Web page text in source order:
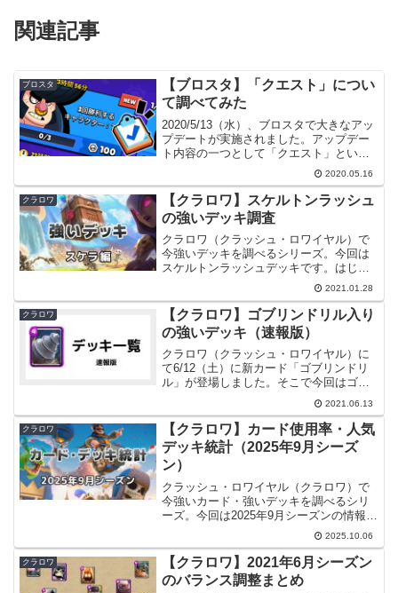
関連記事
ブロスタ
【ブロスタ】「クエスト」につい
て調べてみた
2020/5/13（水）、ブロスタで大きなアッ
プデートが実施されました。アップデー
ト内容の一つとして「クエスト」という
新要素が追加されました。今回はこのク
エストについて調べた内容を書いてみよ
うと思います。はじめに本記事では下記
の公式ブログの...
2020.05.16
クラロワ
【クラロワ】スケルトンラッシュ
の強いデッキ調査
クラロワ（クラッシュ・ロワイヤル）で
今強いデッキを調べるシリーズ。今回は
スケルトンラッシュデッキです。はじめ
に調査方法は、グローバルランキング
Top1000のプレイヤーが使うデッキを調
べました。使用したデータは2021/01/28
時点のもの...
2021.01.28
クラロワ
【クラロワ】ゴブリンドリル入り
の強いデッキ（速報版）
クラロワ（クラッシュ・ロワイヤル）に
て6/12（土）に新カード「ゴブリンドリ
ル」が登場しました。そこで今回はゴブ
リンドリルが入ったデッキの中からよく
使われていて強いデッキを調べてみまし
た。【2021/07/22追記】新しくゴブリン
ドリルの強...
2021.06.13
クラロワ
【クラロワ】カード使用率・人気
デッキ統計（2025年9月シーズ
ン）
クラッシュ・ロワイヤル（クラロワ）で
今強いカード・強いデッキを調べるシリ
ーズ。今回は2025年9月シーズンの情報で
す。調査方法調査方法は従来どおりクラ
ロワAPIを使用して独自にデータを調査し
ました。マルチ（伝説の道）のグローバ
ルランキングの...
2025.10.06
クラロワ
【クラロワ】2021年6月シーズン
のバランス調整まとめ